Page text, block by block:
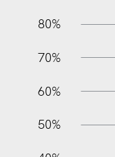
100%
80%
70%
60%
50%